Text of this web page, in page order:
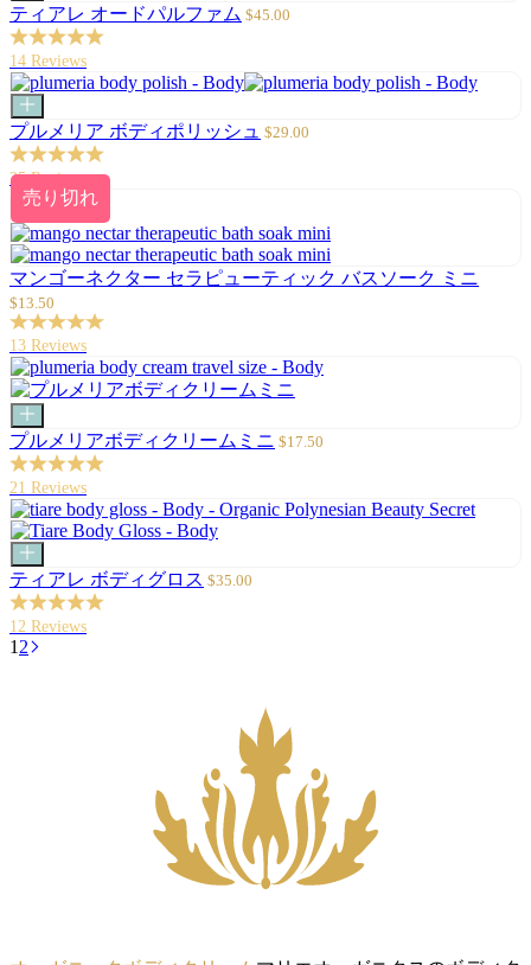
ー
ト
に
追
加
ティアレ オードパルファム セ
価
格
$45.00
14 Reviews
カ
ー
ト
に
追
プルメリア ボディポリッシュ セ
$29.00
25 Reviews
売り切れ
マンゴーネクター セラピューティック バスソーク ミニ
$13.50
13 Reviews
カ
ー
ト
に
追
加
プルメリアボディクリームミニ セ
価
格
$17.50
21 Reviews
カ
ー
ト
に
追
加
ティアレ ボディグロス セ
$35.00
12 Reviews
1 2